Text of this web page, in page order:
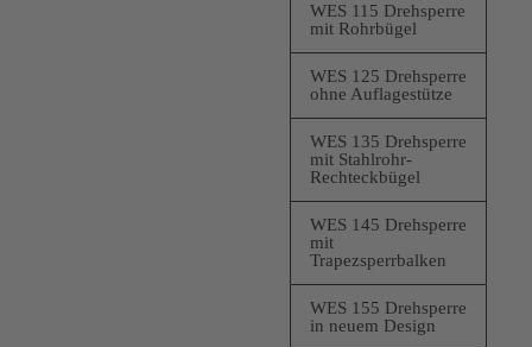
WES 115 Drehsperre
mit Rohrbügel
WES 125 Drehsperre
ohne Auflagestütze
WES 135 Drehsperre
mit Stahlrohr-
Rechteckbügel
WES 145 Drehsperre
mit
Trapezsperrbalken
WES 155 Drehsperre
in neuem Design